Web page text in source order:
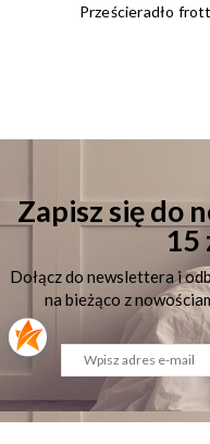
Prześcieradło
Zapisz się do
15
Dołącz do newslettera i
na bieżąco z